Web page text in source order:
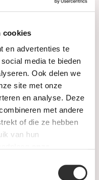
cookies
en advertenties te
media te bieden
Ook delen we
site met onze
en analyse. Deze
met andere
of die ze hebben
van hun